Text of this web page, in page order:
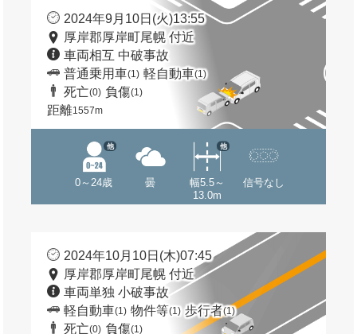
2024年9月10日(火)13:55
厚岸郡厚岸町尾幌 付近
車両相互 中破事故
普通乗用車(1) 軽自動車(1)
死亡(0) 負傷(1)
距離1557m
0～24歳
他
曇
幅5.5～
13.0m
他
信号なし
2024年10月10日(木)07:45
厚岸郡厚岸町尾幌 付近
車両単独 小破事故
軽自動車(1) 物件等(1) 歩行者(1)
死亡(0) 負傷(1)